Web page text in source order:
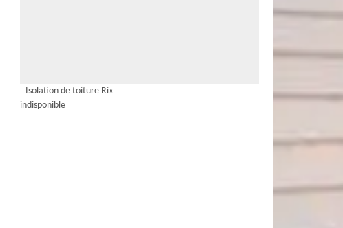
Isolation de toiture Rix
indisponible